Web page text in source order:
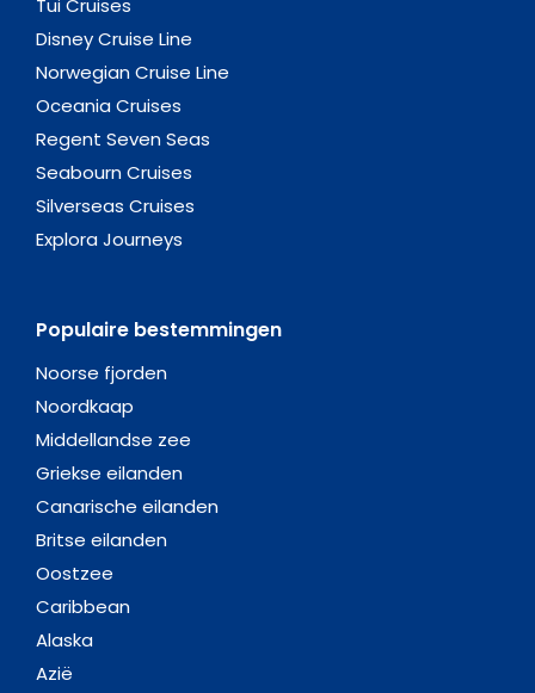
Tui Cruises
Disney Cruise Line
Norwegian Cruise Line
Oceania Cruises
Regent Seven Seas
Seabourn Cruises
Silverseas Cruises
Explora Journeys
Populaire bestemmingen
Noorse fjorden
Noordkaap
Middellandse zee
Griekse eilanden
Canarische eilanden
Britse eilanden
Oostzee
Caribbean
Alaska
Azië